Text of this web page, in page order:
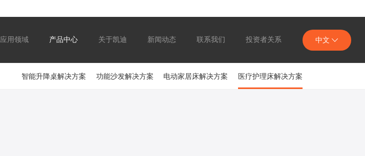
应用领域 产品中心 关于凯迪 新闻动态 联系我们 投资者关系 中文
医疗护理床解决方案
电动家居床解决方案
功能沙发解决方案
智能升降桌解决方案